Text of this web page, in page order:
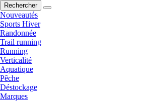
Rechercher
Nouveautés
Sports Hiver
Randonnée
Trail running
Running
Verticalité
Aquatique
Pêche
Déstockage
Marques